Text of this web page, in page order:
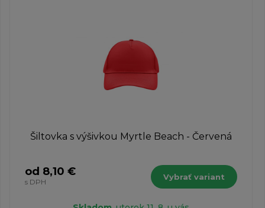
Šiltovka s výšivkou Myrtle Beach - Červená
od 8,10 €
s DPH
Vybrať variant